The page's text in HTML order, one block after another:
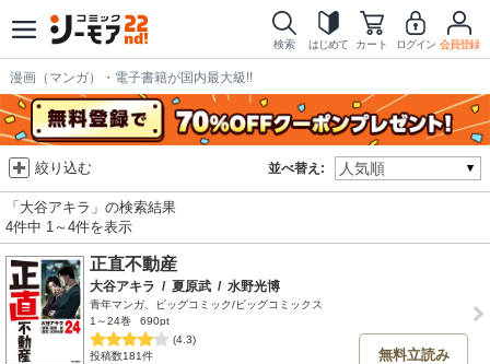
検索 はじめて カート ログイン 会員登録
漫画（マンガ）・電子書籍が国内最大級!!
並べ替え:
絞り込む
「大谷アキラ」の検索結果
4件中 1～4件を表示
正直不動産
大谷アキラ / 夏原武 / 水野光博
青年マンガ、ビッグコミック/ビッグコミックス
1～24巻
690pt
(4.3)
投稿数181件
無料立読み